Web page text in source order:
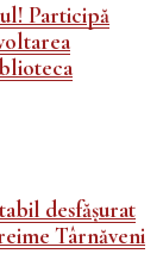
Participă
desfășurat
Târnăveni